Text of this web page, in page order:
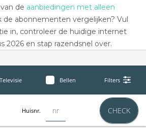
de aanbiedingen met alleen
de abonnementen vergelijken? Vul
in, controleer de huidige internet
2026 en stap razendsnel over.
Televisie Bellen Filters
Huisnr. CHECK